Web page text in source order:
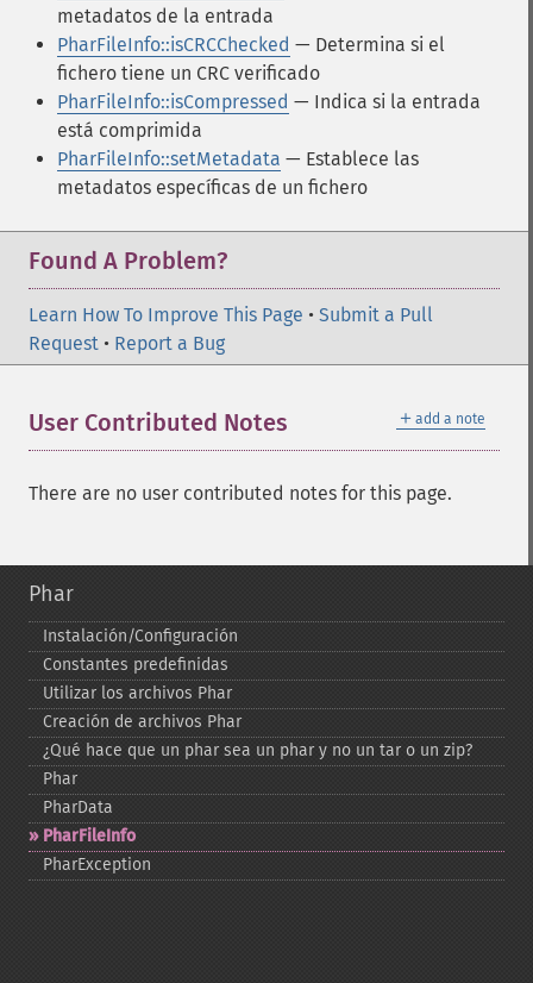
metadatos de la entrada
PharFileInfo::isCRCChecked — Determina si el
fichero tiene un CRC verificado
PharFileInfo::isCompressed — Indica si la entrada
está comprimida
PharFileInfo::setMetadata — Establece las
metadatos específicas de un fichero
Found A Problem?
Learn How To Improve This Page • Submit a Pull
Request • Report a Bug
＋ add a note
User Contributed Notes
There are no user contributed notes for this page.
Phar
Instalación/Configuración
Constantes predefinidas
Utilizar los archivos Phar
Creación de archivos Phar
¿Qué hace que un phar sea un phar y no un tar o un zip?
Phar
PharData
PharFileInfo
PharException